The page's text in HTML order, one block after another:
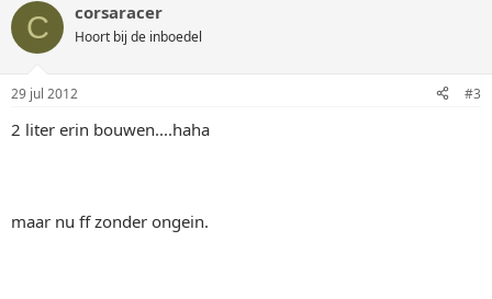
C corsaracer
Hoort bij de inboedel
29 jul 2012 #3
2 liter erin bouwen....haha
maar nu ff zonder ongein.